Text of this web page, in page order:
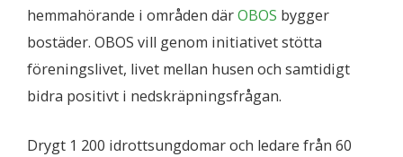
hemmahörande i områden därOBOS bygger
bostäder. OBOS vill genom initiativet stötta
föreningslivet, livet mellan husen och samtidigt
bidra positivt i nedskräpningsfrågan.
Drygt 1 200 idrottsungdomar och ledare från 60